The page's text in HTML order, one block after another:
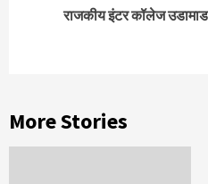
राजकीय इंटर कॉलेज
More Stories